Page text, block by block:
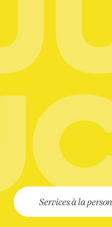
Services à la